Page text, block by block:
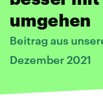
umgehen
Beitrag aus
Dezember 2021